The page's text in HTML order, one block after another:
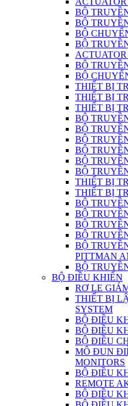
BỘ
BỘ
BỘ
BỘ
BỘ
BỘ
THIẾT BỊ
THIẾT BỊ
THIẾT BỊ
BỘ
BỘ
BỘ
BỘ
BỘ
BỘ
THIẾT BỊ
THIẾT BỊ
BỘ
BỘ
BỘ
BỘ
BỘ
PITTMAN
BỘ
BỘ ĐIỀU KHIỂN
RƠ LE
THIẾT BỊ
SYSTEM
BỘ ĐIỀU
BỘ ĐIỀU
BỘ ĐIỀU
MÔ ĐUN
MONITORS
BỘ ĐIỀU
REMOTE
BỘ ĐIỀU